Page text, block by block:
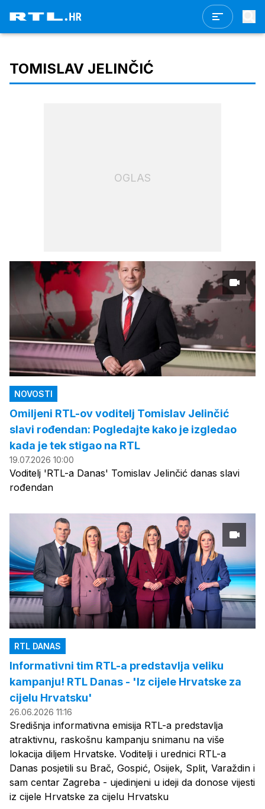
TOMISLAV JELINČIĆ
OGLAS
NOVOSTI
Omiljeni RTL-ov voditelj Tomislav Jelinčić
slavi rođendan: Pogledajte kako je izgledao
kada je tek stigao na RTL
19.07.2026 10:00
Voditelj 'RTL-a Danas' Tomislav Jelinčić danas slavi
rođendan
RTL DANAS
Informativni tim RTL-a predstavlja veliku
kampanju! RTL Danas - 'Iz cijele Hrvatske za
cijelu Hrvatsku'
26.06.2026 11:16
Središnja informativna emisija RTL-a predstavlja
atraktivnu, raskošnu kampanju snimanu na više
lokacija diljem Hrvatske. Voditelji i urednici RTL-a
Danas posjetili su Brač, Gospić, Osijek, Split, Varaždin i
sam centar Zagreba - ujedinjeni u ideji da donose vijesti
iz cijele Hrvatske za cijelu Hrvatsku